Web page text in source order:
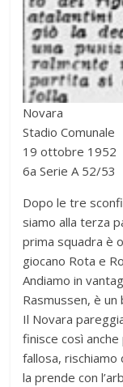
Novara
Stadio Comunale
19 ottobre 1952
6a Serie A 52/53
Dopo le tre
siamo alla terza
prima squadra è
giocano Rota e
Andiamo in
Rasmussen, è
Il Novara
finisce così
fallosa,
la prende con